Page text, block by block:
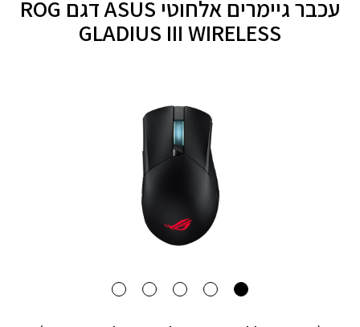
עכבר גיימרים אלחוטי ASUS דגם ROG
GLADIUS III WIRELESS